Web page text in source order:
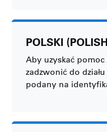
POLSKI
Aby uzyskać
zadzwonić do
podany na